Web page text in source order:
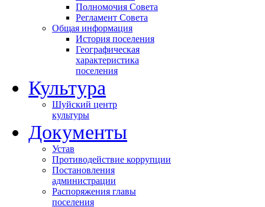
Полномочия Совета
Регламент Совета
Общая информация
История поселения
Географическая
характеристика
поселения
Культура
Шуйский центр
культуры
Документы
Устав
Противодействие коррупции
Постановления
администрации
Распоряжения главы
поселения